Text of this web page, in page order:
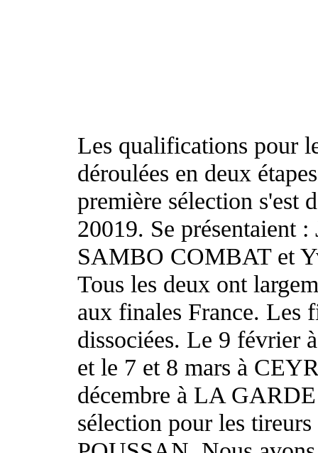
Les qualifications pour
déroulées en deux
première sélection s'est
20019. Se présentaient
SAMBO COMBAT et
Tous les deux ont
aux finales France. Les
dissociées. Le 9
et le 7 et 8 mars à
décembre à LA
sélection pour les